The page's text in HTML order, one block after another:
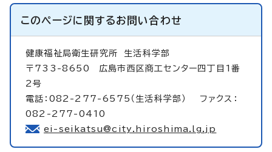
このページに関するお問い合わせ
健康福祉局衛生研究所 生活科学部
〒733-8650 広島市西区商工センター四丁目1番
2号
電話：082-277-6575（生活科学部） ファクス：
082-277-0410
ei-seikatsu@city.hiroshima.lg.jp